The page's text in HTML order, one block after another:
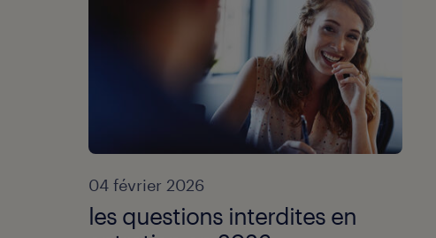
04 février 2026
les questions interdites en